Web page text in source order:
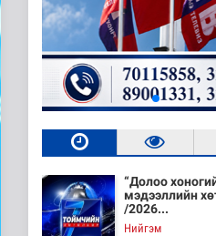
“Долоо
мэдээллийн
/2026...
Нийгэм